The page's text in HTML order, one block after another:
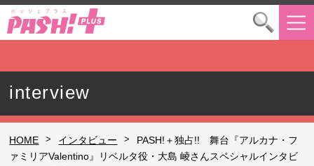
interview
HOME > インタビュー >
PASH!＋独占!! 舞台『アルカナ・フ
ァミリアValentino』リベルタ役・大島 崚さんスペシャルインタビ